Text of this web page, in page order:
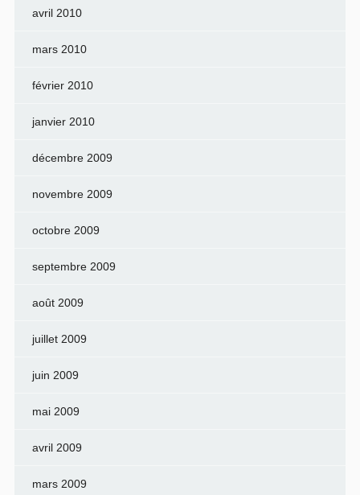
avril 2010
mars 2010
février 2010
janvier 2010
décembre 2009
novembre 2009
octobre 2009
septembre 2009
août 2009
juillet 2009
juin 2009
mai 2009
avril 2009
mars 2009